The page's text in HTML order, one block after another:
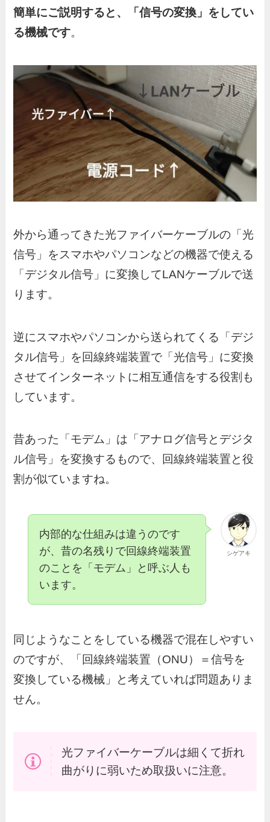
簡単にご説明すると、「信号の変換」をしてい
る機械です。
外から通ってきた光ファイバーケーブルの「光
信号」をスマホやパソコンなどの機器で使える
「デジタル信号」に変換してLANケーブルで送
ります。
逆にスマホやパソコンから送られてくる「デジ
タル信号」を回線終端装置で「光信号」に変換
させてインターネットに相互通信をする役割も
しています。
昔あった「モデム」は「アナログ信号とデジタ
ル信号」を変換するもので、回線終端装置と役
割が似ていますね。
シゲアキ
内部的な仕組みは違うのです
が、昔の名残りで回線終端装置
のことを「モデム」と呼ぶ人も
います。
同じようなことをしている機器で混在しやすい
のですが、「回線終端装置（ONU）＝信号を
変換している機械」と考えていれば問題ありま
せん。
光ファイバーケーブルは細くて折れ
曲がりに弱いため取扱いに注意。